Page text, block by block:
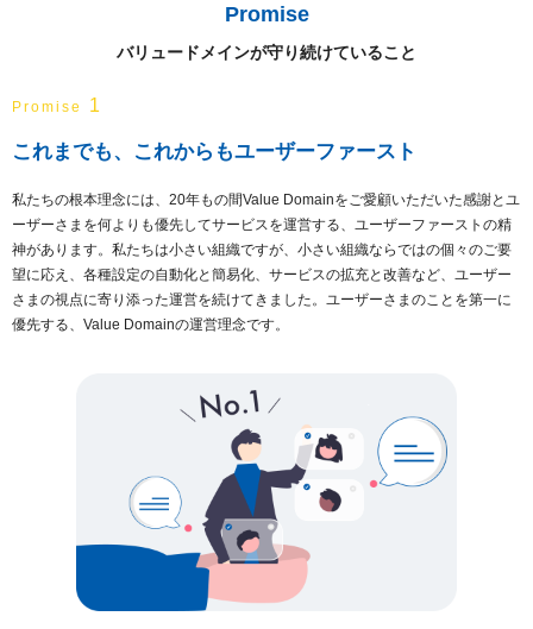
Promise
バリュードメインが守り続けていること
Promise 1
これまでも、これからもユーザーファースト
私たちの根本理念には、20年もの間Value Domainをご愛顧いただいた感謝とユ
ーザーさまを何よりも優先してサービスを運営する、ユーザーファーストの精
神があります。私たちは小さい組織ですが、小さい組織ならではの個々のご要
望に応え、各種設定の自動化と簡易化、サービスの拡充と改善など、ユーザー
さまの視点に寄り添った運営を続けてきました。ユーザーさまのことを第一に
優先する、Value Domainの運営理念です。